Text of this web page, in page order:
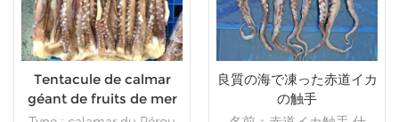
Tentacule de calmar
géant de fruits de mer
congelés en gros long
良質の海で凍った赤道イカ
の触手